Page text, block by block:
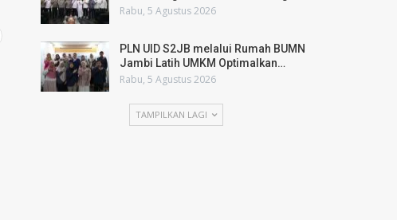
Rabu, 5 Agustus 2026
PLN UID S2JB melalui Rumah BUMN
Jambi Latih UMKM Optimalkan…
Rabu, 5 Agustus 2026
TAMPILKAN LAGI